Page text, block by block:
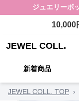
ジュエリーボ
10,000
JEWEL COLL.
新着商品
JEWEL COLL. TOP ›